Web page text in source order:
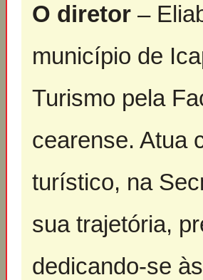
O diretor –
município de
Turismo pela
cearense. Atua
turístico, na
sua trajetória,
dedicando-se